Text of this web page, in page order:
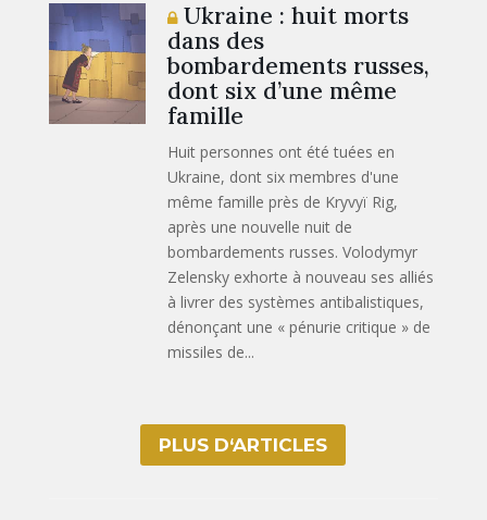
Ukraine : huit morts
dans des
bombardements russes,
dont six d’une même
famille
Huit personnes ont été tuées en
Ukraine, dont six membres d'une
même famille près de Kryvyï Rig,
après une nouvelle nuit de
bombardements russes. Volodymyr
Zelensky exhorte à nouveau ses alliés
à livrer des systèmes antibalistiques,
dénonçant une « pénurie critique » de
missiles de...
PLUS D‘ARTICLES